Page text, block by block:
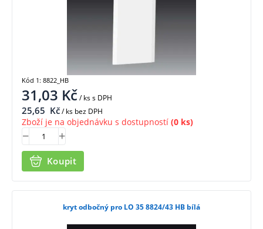
31,03 Kč/ kss DPH
25,65 Kč/ ks bez DPH
Zboží je na objednávku s dostupností (0 ks)
Koupit
Kód 1: 8822_HB
kryt odbočný pro LO 35 8824/43 HB bílá